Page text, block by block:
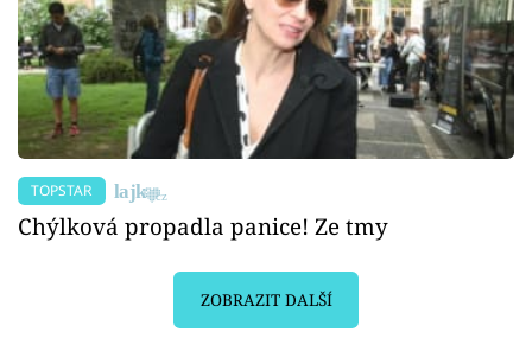
TOPSTAR
Chýlková propadla panice! Ze tmy
ZOBRAZIT DALŠÍ